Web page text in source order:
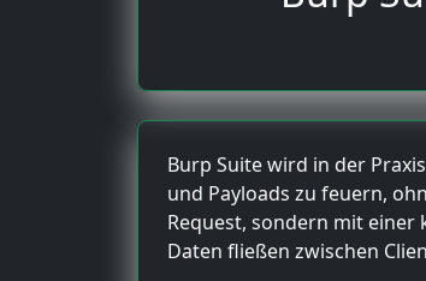
Burp Suite wird in der
und Payloads zu feuern,
Request, sondern mit
Daten fließen zwischen